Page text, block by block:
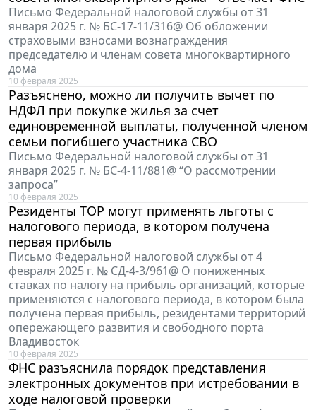
Письмо Федеральной налоговой службы от 31
января 2025 г. № БС-17-11/316@ Об обложении
страховыми взносами вознаграждения
председателю и членам совета многоквартирного
дома
10 февраля 2025
Разъяснено, можно ли получить вычет по
НДФЛ при покупке жилья за счет
единовременной выплаты, полученной членом
семьи погибшего участника СВО
Письмо Федеральной налоговой службы от 31
января 2025 г. № БС-4-11/881@ “О рассмотрении
запроса”
10 февраля 2025
Резиденты ТОР могут применять льготы с
налогового периода, в котором получена
первая прибыль
Письмо Федеральной налоговой службы от 4
февраля 2025 г. № СД-4-3/961@ О пониженных
ставках по налогу на прибыль организаций, которые
применяются с налогового периода, в котором была
получена первая прибыль, резидентами территорий
опережающего развития и свободного порта
Владивосток
10 февраля 2025
ФНС разъяснила порядок представления
электронных документов при истребовании в
ходе налоговой проверки